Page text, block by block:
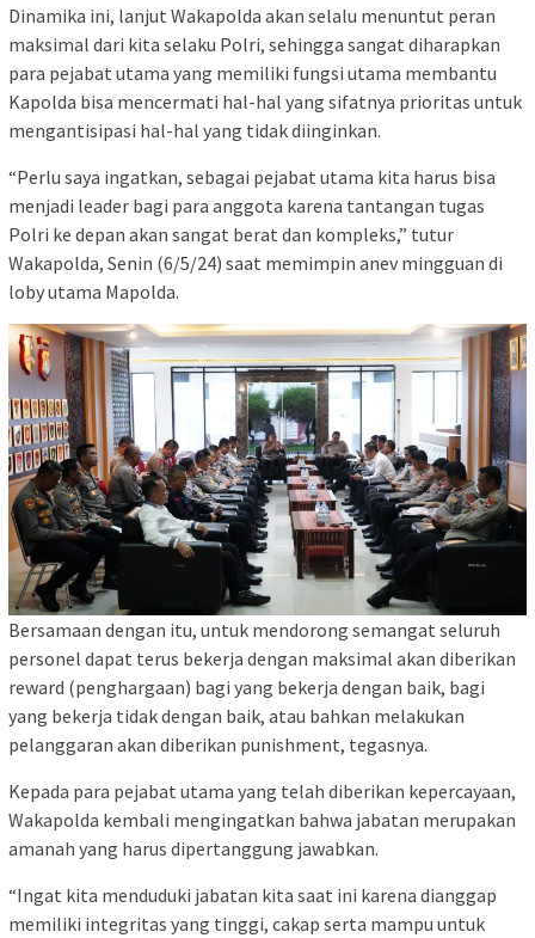
Dinamika ini, lanjut Wakapolda akan selalu menuntut peran
maksimal dari kita selaku Polri, sehingga sangat diharapkan
para pejabat utama yang memiliki fungsi utama membantu
Kapolda bisa mencermati hal-hal yang sifatnya prioritas untuk
mengantisipasi hal-hal yang tidak diinginkan.
“Perlu saya ingatkan, sebagai pejabat utama kita harus bisa
menjadi leader bagi para anggota karena tantangan tugas
Polri ke depan akan sangat berat dan kompleks,” tutur
Wakapolda, Senin (6/5/24) saat memimpin anev mingguan di
loby utama Mapolda.
Bersamaan dengan itu, untuk mendorong semangat seluruh
personel dapat terus bekerja dengan maksimal akan diberikan
reward (penghargaan) bagi yang bekerja dengan baik, bagi
yang bekerja tidak dengan baik, atau bahkan melakukan
pelanggaran akan diberikan punishment, tegasnya.
Kepada para pejabat utama yang telah diberikan kepercayaan,
Wakapolda kembali mengingatkan bahwa jabatan merupakan
amanah yang harus dipertanggung jawabkan.
“Ingat kita menduduki jabatan kita saat ini karena dianggap
memiliki integritas yang tinggi, cakap serta mampu untuk